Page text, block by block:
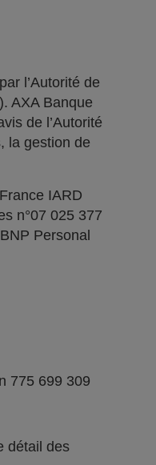
l’Autorité de
). AXA Banque
de l’Autorité
la gestion de
IARD
n°07 025 377
Personal
775 699 309
détail des